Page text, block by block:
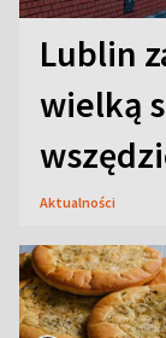
Lublin
wielką
Aktualności